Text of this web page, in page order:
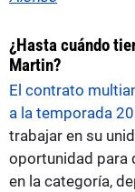
¿Hasta cuándo
Martin?
El contrato
a la temporada
trabajar en su
oportunidad para
en la categoría,